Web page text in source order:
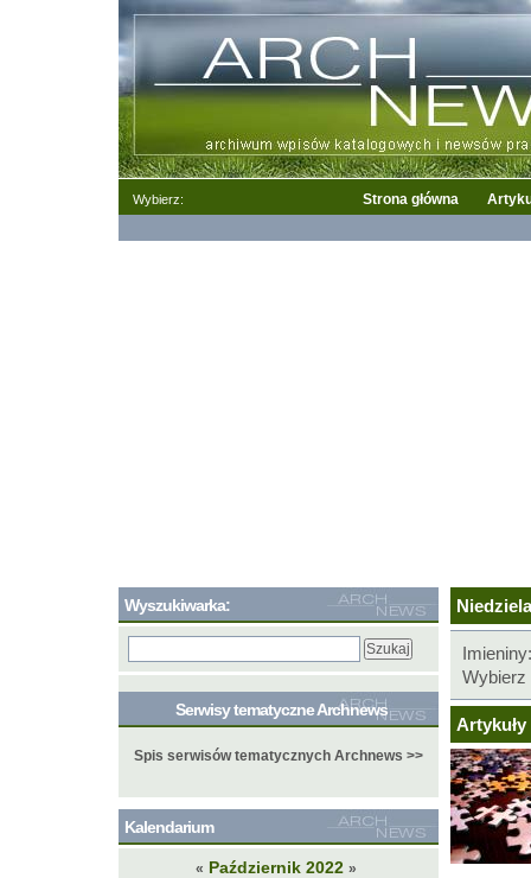
Wybierz: Strona główna
Wybierz
Wyszukiwarka:
Serwisy tematyczne Archnews
Spis serwisów tematycznych Archnews >>
Kalendarium
« Październik 2022 »